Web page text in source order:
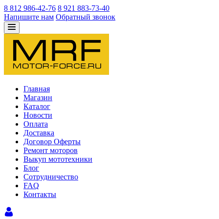
8 812 986-42-76 8 921 883-73-40
Напишите нам Обратный звонок
Главная
Магазин
Каталог
Новости
Оплата
Доставка
Договор Оферты
Ремонт моторов
Выкуп мототехники
Блог
Сотрудничество
FAQ
Контакты